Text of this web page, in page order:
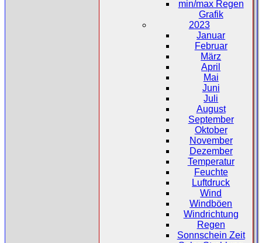
min/max Regen
Grafik
2023
Januar
Februar
März
April
Mai
Juni
Juli
August
September
Oktober
November
Dezember
Temperatur
Feuchte
Luftdruck
Wind
Windböen
Windrichtung
Regen
Sonnschein Zeit